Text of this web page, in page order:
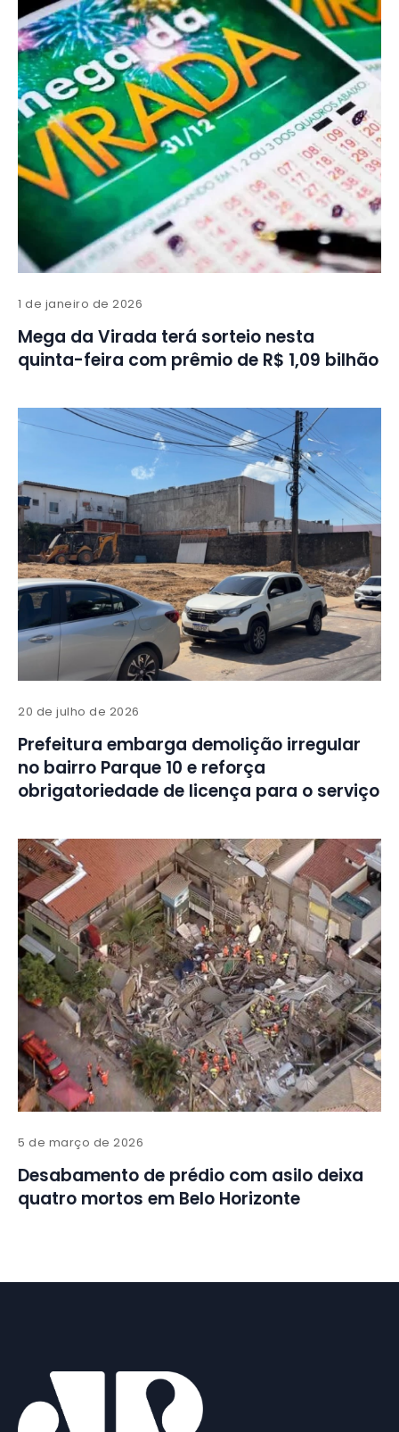
1 de janeiro de 2026
Mega da Virada terá sorteio nesta
quinta-feira com prêmio de R$ 1,09 bilhão
20 de julho de 2026
Prefeitura embarga demolição irregular
no bairro Parque 10 e reforça
obrigatoriedade de licença para o serviço
5 de março de 2026
Desabamento de prédio com asilo deixa
quatro mortos em Belo Horizonte